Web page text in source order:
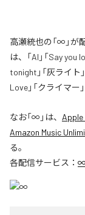
高瀬統也の「∞」が
は、「AI」「Say you
tonight」「灰ライト
Love」「クライマー
なお「∞ 」は、 Apple
Amazon Music
る。
各配信サービス： ∞